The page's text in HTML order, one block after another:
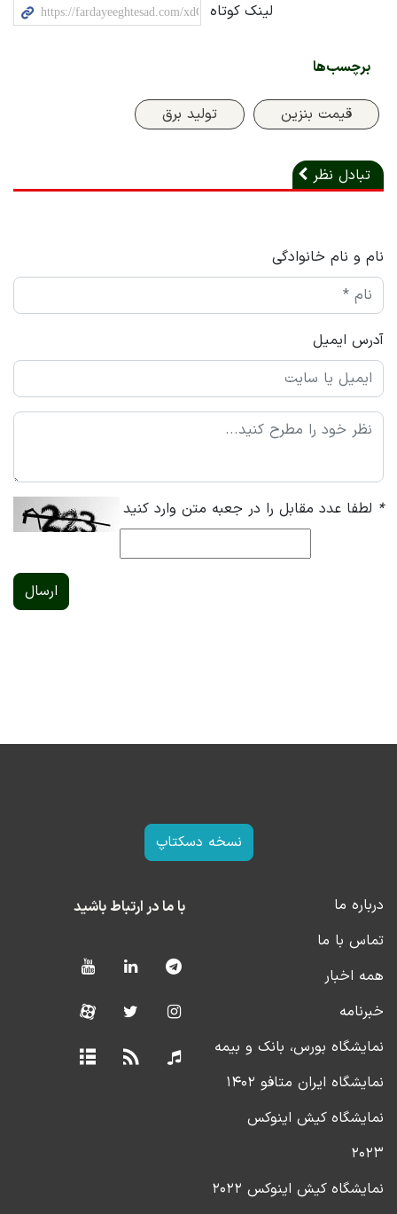
لینک کوتاه
برچسب‌ها
قیمت بنزین تولید برق
تبادل نظر
نام و نام خانوادگی
آدرس ایمیل
* لطفا عدد مقابل را در جعبه متن وارد کنید
ارسال
نسخه دسکتاپ
درباره ما
تماس با ما
همه اخبار
خبرنامه
نمایشگاه بورس، بانک و بیمه
نمایشگاه ایران متافو ۱۴۰۲
نمایشگاه کیش اینوکس
۲۰۲۳
نمایشگاه کیش اینوکس ۲۰۲۲
با ما در ارتباط باشید